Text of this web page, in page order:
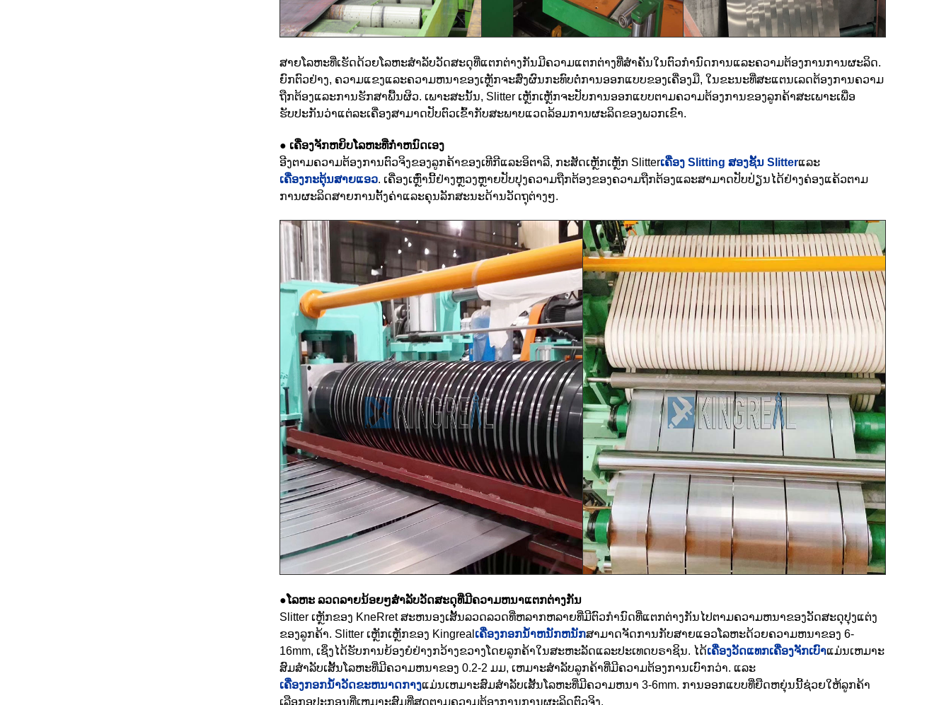
ສາຍໂລຫະທີ່ເຮັດດ້ວຍໂລຫະສໍາລັບວັດສະດຸທີ່ແຕກຕ່າງກັນມີຄວາມແຕກຕ່າງທີ່ສໍາຄັນໃນຕົວກໍານົດການແລະຄວາມຕ້ອງການການຜະລິດ.
ຍົກຕົວຢ່າງ, ຄວາມແຂງແລະຄວາມຫນາຂອງເຫຼັກຈະສົ່ງຜົນກະທົບຕໍ່ການອອກແບບຂອງເຄື່ອງມື, ໃນຂະນະທີ່ສະແຕນເລດຕ້ອງການຄວາມ
ຖືກຕ້ອງແລະການຮັກສາພື້ນຜິວ. ເພາະສະນັ້ນ, Slitter ເຫຼັກເຫຼັກຈະປັບການອອກແບບຕາມຄວາມຕ້ອງການຂອງລູກຄ້າສະເພາະເພື່ອ
ຮັບປະກັນວ່າແຕ່ລະເຄື່ອງສາມາດປັບຕົວເຂົ້າກັບສະພາບແວດລ້ອມການຜະລິດຂອງພວກເຂົາ.
● ເຄື່ອງຈັກຫຍິບໂລຫະທີ່ກໍາຫນົດເອງ
ອີງຕາມຄວາມຕ້ອງການຕົວຈິງຂອງລູກຄ້າຂອງເທີກີແລະອິຕາລີ, ກະສັດເຫຼັກເຫຼັກ Slitterເຄື່ອງ Slitting ສອງຊັ້ນ Slitterແລະ
ເຄື່ອງກະຕຸ້ນສາຍແອວ. ເຄື່ອງເຫຼົ່ານີ້ຢ່າງຫຼວງຫຼາຍປັບປຸງຄວາມຖືກຕ້ອງຂອງຄວາມຖືກຕ້ອງແລະສາມາດປັບປ່ຽນໄດ້ຢ່າງຄ່ອງແຄ້ວຕາມ
ການຜະລິດສາຍການຕັ້ງຄ່າແລະຄຸນລັກສະນະດ້ານວັດຖຸຕ່າງໆ.
●ໂລຫະລວດລາຍນ້ອຍໆສໍາລັບວັດສະດຸທີ່ມີຄວາມຫນາແຕກຕ່າງກັນ
Slitter ເຫຼັກຂອງ KneRret ສະຫນອງເສັ້ນລວດລວດທີ່ຫລາກຫລາຍທີ່ມີຕົວກໍານົດທີ່ແຕກຕ່າງກັນໄປຕາມຄວາມຫນາຂອງວັດສະດຸປຸງແຕ່ງ
ຂອງລູກຄ້າ. Slitter ເຫຼັກເຫຼັກຂອງ Kingreal ເຄື່ອງກອກນ້ໍາຫນັກຫນັກສາມາດຈັດການກັບສາຍແອວໂລຫະດ້ວຍຄວາມຫນາຂອງ 6-
16mm, ເຊິ່ງໄດ້ຮັບການຍ້ອງຍໍຢ່າງກວ້າງຂວາງໂດຍລູກຄ້າໃນສະຫະລັດແລະປະເທດບຣາຊິນ. ໄດ້ເຄື່ອງວັດແທກເຄື່ອງຈັກເບົາແມ່ນເຫມາະ
ສົມສໍາລັບເສັ້ນໂລຫະທີ່ມີຄວາມຫນາຂອງ 0.2-2 ມມ, ເຫມາະສໍາລັບລູກຄ້າທີ່ມີຄວາມຕ້ອງການເບົາກວ່າ. ແລະ
ເຄື່ອງກອກນ້ໍາວັດຂະຫນາດກາງແມ່ນເຫມາະສົມສໍາລັບເສັ້ນໂລຫະທີ່ມີຄວາມຫນາ 3-6mm. ການອອກແບບທີ່ຍືດຫຍຸ່ນນີ້ຊ່ວຍໃຫ້ລູກຄ້າ
ເລືອກອຸປະກອນທີ່ເຫມາະສົມທີ່ສຸດຕາມຄວາມຕ້ອງການການຜະລິດຕົວຈິງ.